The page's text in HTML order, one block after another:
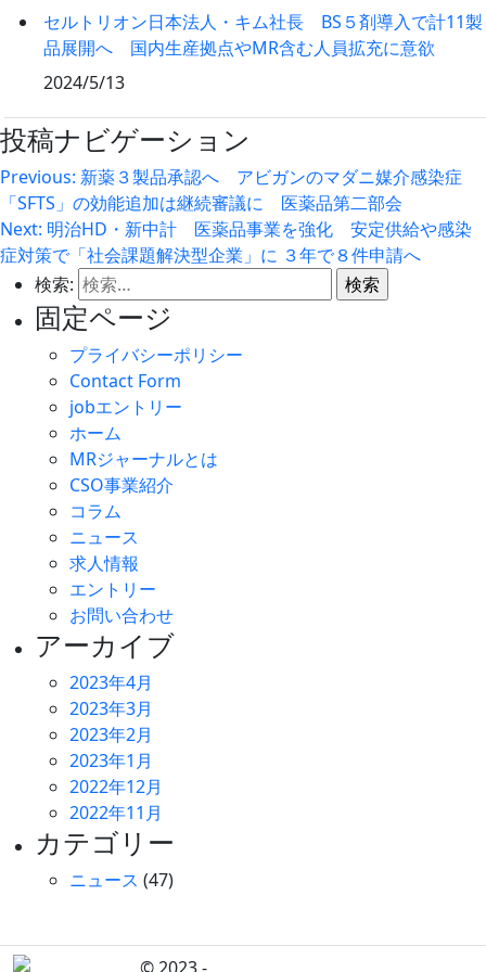
セルトリオン日本法人・キム社長 BS５剤導入で計11製
品展開へ 国内生産拠点やMR含む人員拡充に意欲
2024/5/13
投稿ナビゲーション
Previous: 新薬３製品承認へ アビガンのマダニ媒介感染症
「SFTS」の効能追加は継続審議に 医薬品第二部会
Next: 明治HD・新中計 医薬品事業を強化 安定供給や感染
症対策で「社会課題解決型企業」に ３年で８件申請へ
検索:
固定ページ
プライバシーポリシー
Contact Form
jobエントリー
ホーム
MRジャーナルとは
CSO事業紹介
コラム
ニュース
求人情報
エントリー
お問い合わせ
アーカイブ
2023年4月
2023年3月
2023年2月
2023年1月
2022年12月
2022年11月
カテゴリー
ニュース (47)